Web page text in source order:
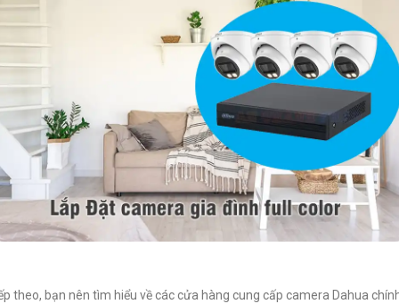
theo, bạn nên tìm hiểu về các cửa hàng cung cấp camera Dahua